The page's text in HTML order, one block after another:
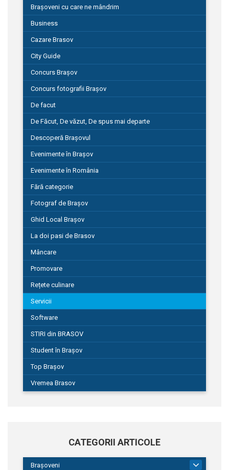
Brașoveni cu care ne mândrim
Business
Cazare Brasov
City Guide
Concurs Brașov
Concurs fotografii Brașov
De facut
De Făcut, De văzut, De spus mai departe
Descoperă Brașovul
Evenimente în Brașov
Evenimente în România
Fără categorie
Fotograf de Brașov
Ghid Local Brașov
La doi pasi de Brasov
Mâncare
Promovare
Rețete culinare
Servicii
Software
STIRI din BRASOV
Student în Brașov
Top Brașov
Vremea Brasov
CATEGORII ARTICOLE
Brașoveni